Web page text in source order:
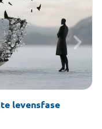
levensfase